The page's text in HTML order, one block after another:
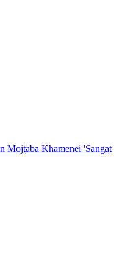
Mojtaba Khamenei 'Sangat